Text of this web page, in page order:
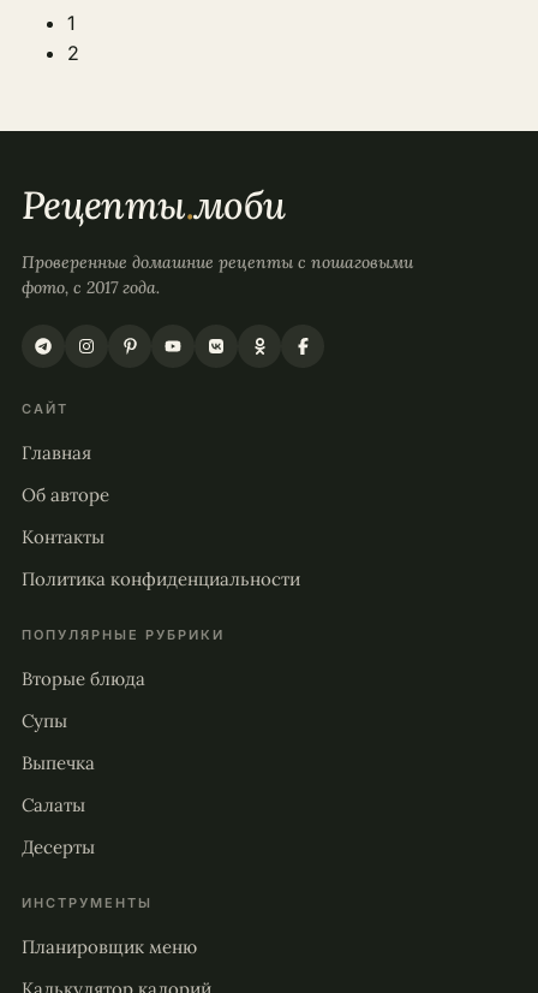
1
2
Рецепты.моби
Проверенные домашние рецепты с пошаговыми
фото, с 2017 года.
САЙТ
Главная
Об авторе
Контакты
Политика конфиденциальности
ПОПУЛЯРНЫЕ РУБРИКИ
Вторые блюда
Супы
Выпечка
Салаты
Десерты
ИНСТРУМЕНТЫ
Планировщик меню
Калькулятор калорий